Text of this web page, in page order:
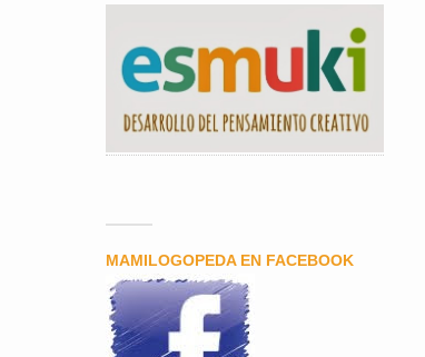
MAMILOGOPEDA EN FACEBOOK